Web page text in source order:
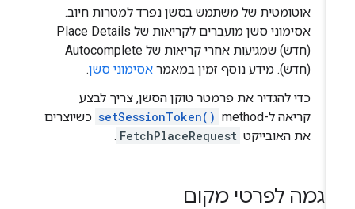
אוטומטית של משתמש בסשן נפרד למטרות חיוב.
אסימוני סשן מועברים לקריאות של Place Details
(חדש) שמגיעות אחרי קריאות של Autocomplete
(חדש). מידע נוסף זמין במאמראסימוני סשן.
כדי להגדיר את פרמטר טוקן הסשן, צריך לבצע
קריאה ל-method‏
setSessionToken() כשיוצרים
את האובייקט FetchPlaceRequest
.
לפרטי מקום